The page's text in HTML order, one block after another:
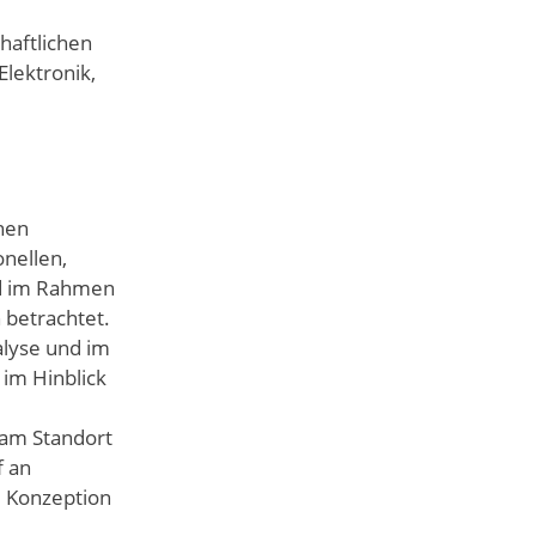
im Rahmen
betrachtet.
und im
Hinblick
Standort
an
Konzeption